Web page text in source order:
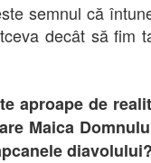
semnul că
decât să fim
aproape de
Maica
diavolului?